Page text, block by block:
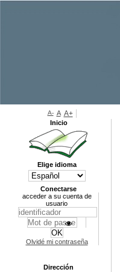
A- A A+
Inicio
Elige idioma
Conectarse
acceder a su cuenta de
usuario
Olvidé mi contraseña
Dirección